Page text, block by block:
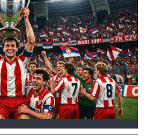
Пркос који успева тамо где други